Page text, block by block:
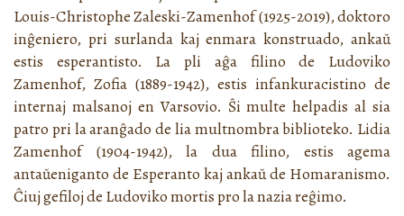
Louis-Christophe Zaleski-Zamenhof (1925-2019), doktoro
inĝeniero, pri surlanda kaj enmara konstruado, ankaŭ
estis esperantisto. La pli aĝa filino de Ludoviko
Zamenhof, Zofia (1889-1942), estis infankuracistino de
internaj malsanoj en Varsovio. Ŝi multe helpadis al sia
patro pri la aranĝado de lia multnombra biblioteko. Lidia
Zamenhof (1904-1942), la dua filino, estis agema
antaŭeniganto de Esperanto kaj ankaŭ de Homaranismo.
Ĉiuj gefiloj de Ludoviko mortis pro la nazia reĝimo.